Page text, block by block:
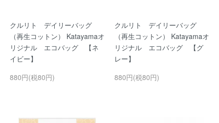
クルリト デイリーバッグ
（再生コットン） Katayamaオ
リジナル エコバッグ 【ネ
イビー】
880円(税80円)
クルリト デイリーバッグ
（再生コットン） Katayamaオ
リジナル エコバッグ 【グ
レー】
880円(税80円)